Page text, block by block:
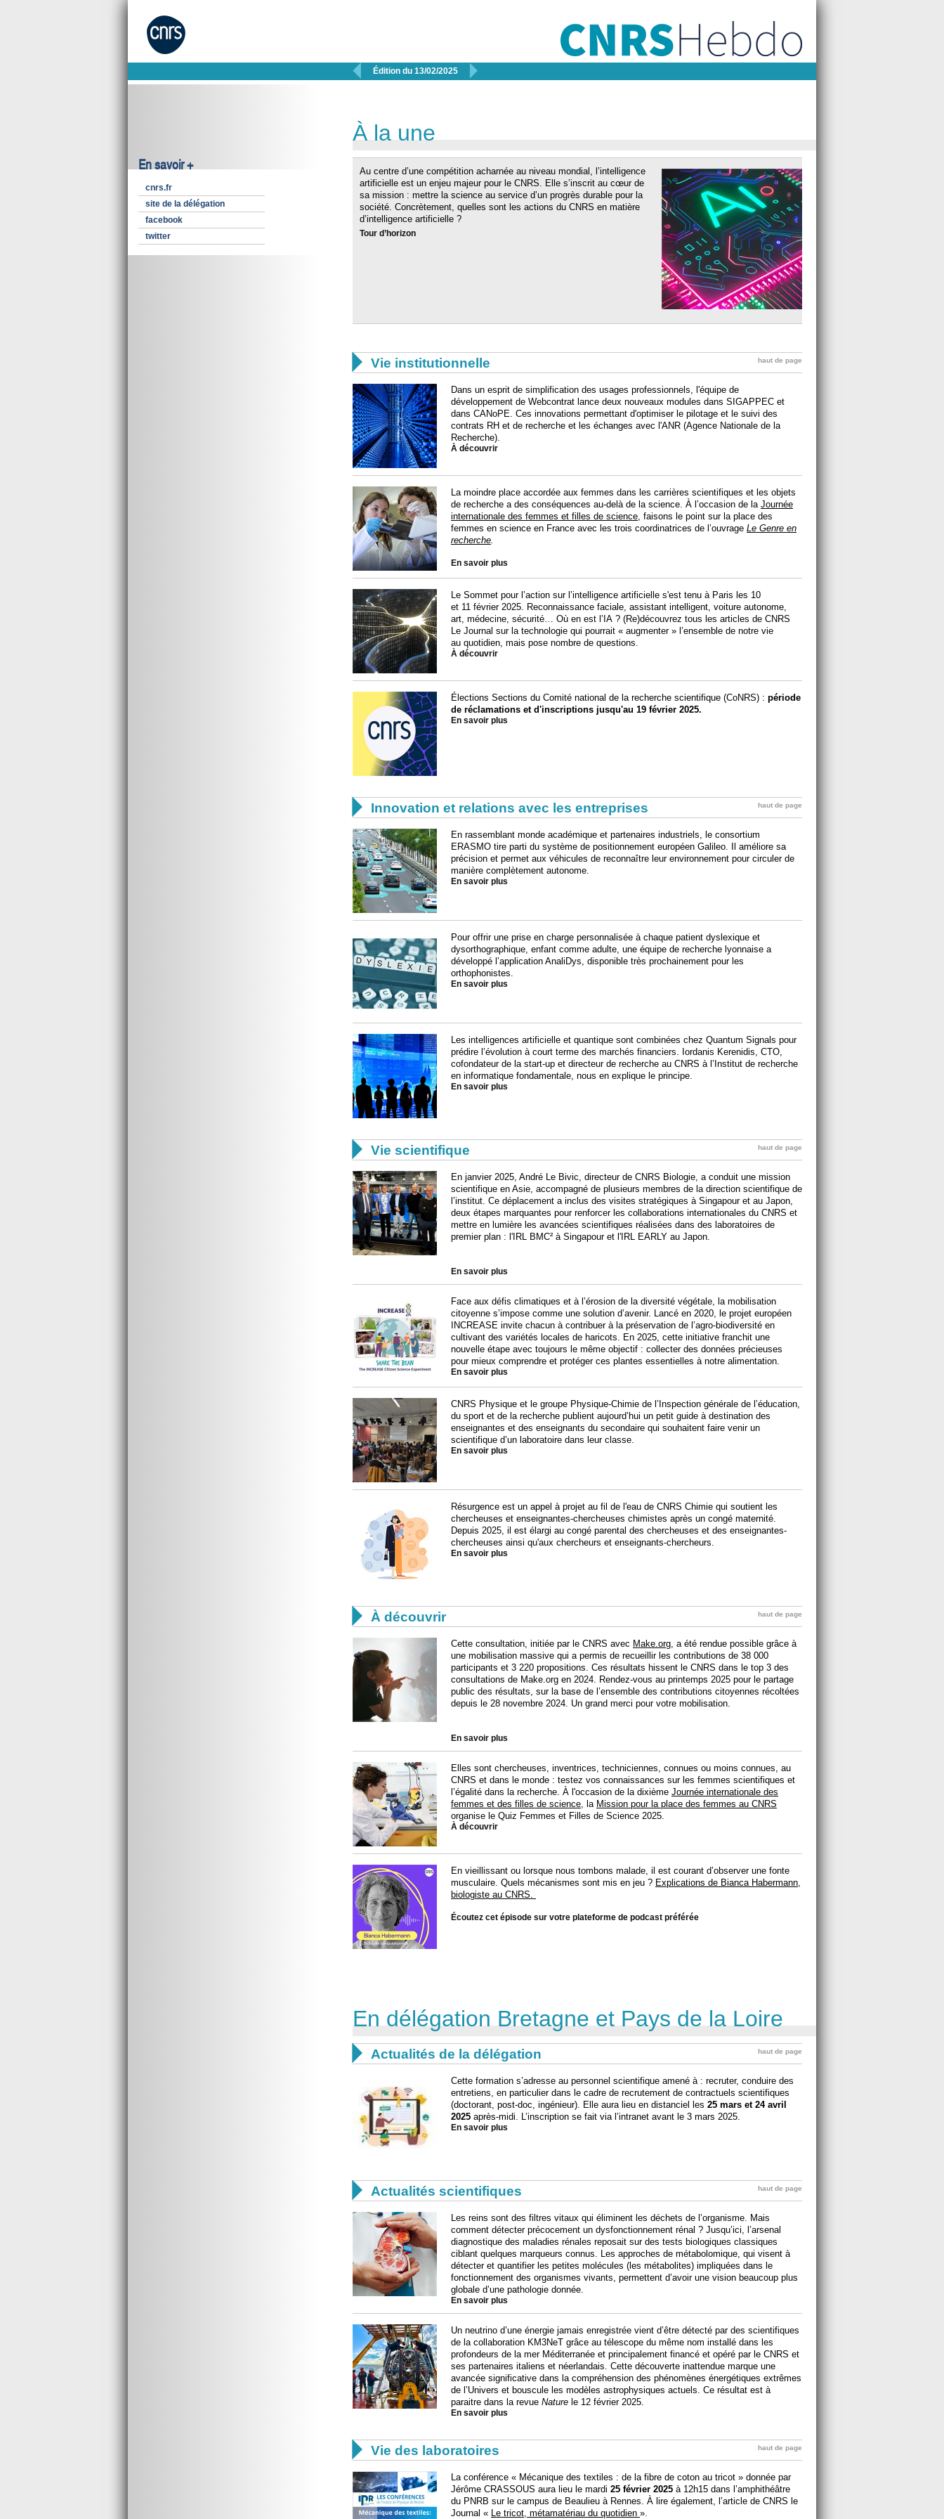
 Édition du 13/02/2025 
En savoir +
cnrs.fr
site de la délégation
facebook
twitter
À la une
Au centre d’une compétition acharnée au niveau mondial, l’intelligence
artificielle est un enjeu majeur pour le CNRS. Elle s’inscrit au cœur de
sa mission : mettre la science au service d’un progrès durable pour la
société. Concrètement, quelles sont les actions du CNRS en matière
d’intelligence artificielle ?
Tour d’horizon
 Vie institutionnelle haut de page
Dans un esprit de simplification des usages professionnels, l'équipe de
développement de Webcontrat lance deux nouveaux modules dans SIGAPPEC et
dans CANoPE. Ces innovations permettant d'optimiser le pilotage et le suivi des
contrats RH et de recherche et les échanges avec l'ANR (Agence Nationale de la
Recherche).
À découvrir
La moindre place accordée aux femmes dans les carrières scientifiques et les objets
de recherche a des conséquences au-delà de la science. À l’occasion de la Journée
internationale des femmes et filles de science, faisons le point sur la place des
femmes en science en France avec les trois coordinatrices de l’ouvrage Le Genre en
recherche.
En savoir plus
Le Sommet pour l’action sur l’intelligence artificielle s'est tenu à Paris les 10
et 11 février 2025. Reconnaissance faciale, assistant intelligent, voiture autonome,
art, médecine, sécurité… Où en est l’IA ? (Re)découvrez tous les articles de CNRS
Le Journal sur la technologie qui pourrait « augmenter » l’ensemble de notre vie
au quotidien, mais pose nombre de questions.
À découvrir
É​lections Sections du Comité national de la recherche scientifique (CoNRS) : période
de réclamations et d'inscriptions jusqu'au 19 février 2025.
En savoir plus
 Innovation et relations avec les entreprises haut de page
En rassemblant monde académique et partenaires industriels, le consortium
ERASMO tire parti du système de positionnement européen Galileo. Il améliore sa
précision et permet aux véhicules de reconnaître leur environnement pour circuler de
manière complètement autonome.
En savoir plus
Pour offrir une prise en charge personnalisée à chaque patient dyslexique et
dysorthographique, enfant comme adulte, une équipe de recherche lyonnaise a
développé l’application AnaliDys, disponible très prochainement pour les
orthophonistes.
En savoir plus
Les intelligences artificielle et quantique sont combinées chez Quantum Signals pour
prédire l’évolution à court terme des marchés financiers. Iordanis Kerenidis, CTO,
cofondateur de la start-up et directeur de recherche au CNRS à l’Institut de recherche
en informatique fondamentale, nous en explique le principe.
En savoir plus
 Vie scientifique haut de page
En janvier 2025, André Le Bivic, directeur de CNRS Biologie, a conduit une mission
scientifique en Asie, accompagné de plusieurs membres de la direction scientifique de
l’institut. Ce déplacement a inclus des visites stratégiques à Singapour et au Japon,
deux étapes marquantes pour renforcer les collaborations internationales du CNRS et
mettre en lumière les avancées scientifiques réalisées dans des laboratoires de
premier plan : l'IRL BMC² à Singapour et l'IRL EARLY au Japon.
En savoir plus
Face aux défis climatiques et à l’érosion de la diversité végétale, la mobilisation
citoyenne s’impose comme une solution d’avenir. Lancé en 2020, le projet européen
INCREASE invite chacun à contribuer à la préservation de l’agro-biodiversité en
cultivant des variétés locales de haricots. En 2025, cette initiative franchit une
nouvelle étape avec toujours le même objectif : collecter des données précieuses
pour mieux comprendre et protéger ces plantes essentielles à notre alimentation.
En savoir plus
CNRS Physique et le groupe Physique-Chimie de l’Inspection générale de l’éducation,
du sport et de la recherche publient aujourd’hui un petit guide à destination des
enseignantes et des enseignants du secondaire qui souhaitent faire venir un
scientifique d’un laboratoire dans leur classe.
En savoir plus
Résurgence est un appel à projet au fil de l'eau de CNRS Chimie qui soutient les
chercheuses et enseignantes-chercheuses chimistes après un congé maternité.
Depuis 2025, il est élargi au congé parental des chercheuses et des enseignantes-
chercheuses ainsi qu'aux chercheurs et enseignants-chercheurs.
En savoir plus
 À découvrir haut de page
Cette consultation, initiée par le CNRS avec Make.org, a été rendue possible grâce à
une mobilisation massive qui a permis de recueillir les contributions de 38 000
participants et 3 220 propositions. Ces résultats hissent le CNRS dans le top 3 des
consultations de Make.org en 2024. Rendez-vous au printemps 2025 pour le partage
public des résultats, sur la base de l’ensemble des contributions citoyennes récoltées
depuis le 28 novembre 2024. Un grand merci pour votre mobilisation.
En savoir plus
Elles sont chercheuses, inventrices, techniciennes, connues ou moins connues, au
CNRS et dans le monde : testez vos connaissances sur les femmes scientifiques et
l’égalité dans la recherche. À l'occasion de la dixième Journée internationale des
femmes et des filles de science, la Mission pour la place des femmes au CNRS
organise le Quiz Femmes et Filles de Science 2025.
À découvrir
En vieillissant ou lorsque nous tombons malade, il est courant d’observer une fonte
musculaire. Quels mécanismes sont mis en jeu ? Explications de Bianca Habermann,
biologiste au CNRS.
Écoutez cet épisode sur votre plateforme de podcast préférée
En délégation Bretagne et Pays de la Loire
 Actualités de la délégation haut de page
Cette formation s’adresse au personnel scientifique amené à : recruter, conduire des
entretiens, en particulier dans le cadre de recrutement de contractuels scientifiques
(doctorant, post-doc, ingénieur). Elle aura lieu en distanciel les 25 mars et 24 avril
2025 après-midi. L’inscription se fait via l’intranet avant le 3 mars 2025.
En savoir plus
 Actualités scientifiques haut de page
Les reins sont des filtres vitaux qui éliminent les déchets de l’organisme. Mais
comment détecter précocement un dysfonctionnement rénal ? Jusqu’ici, l’arsenal
diagnostique des maladies rénales reposait sur des tests biologiques classiques
ciblant quelques marqueurs connus. Les approches de métabolomique, qui visent à
détecter et quantifier les petites molécules (les métabolites) impliquées dans le
fonctionnement des organismes vivants, permettent d’avoir une vision beaucoup plus
globale d’une pathologie donnée.
En savoir plus
Un neutrino d’une énergie jamais enregistrée vient d’être détecté par des scientifiques
de la collaboration KM3NeT grâce au télescope du même nom installé dans les
profondeurs de la mer Méditerranée et principalement financé et opéré par le CNRS et
ses partenaires italiens et néerlandais. Cette découverte inattendue marque une
avancée significative dans la compréhension des phénomènes énergétiques extrêmes
de l’Univers et bouscule les modèles astrophysiques actuels. Ce résultat est à
paraitre dans la revue Nature le 12 février 2025.
En savoir plus
 Vie des laboratoires haut de page
La conférence « Mécanique des textiles : de la fibre de coton au tricot » donnée par
Jérôme CRASSOUS aura lieu le mardi 25 février 2025 à 12h15 dans l’amphithéâtre
du PNRB sur le campus de Beaulieu à Rennes. À lire également, l’article de CNRS le
Journal « Le tricot, métamatériau du quotidien ».